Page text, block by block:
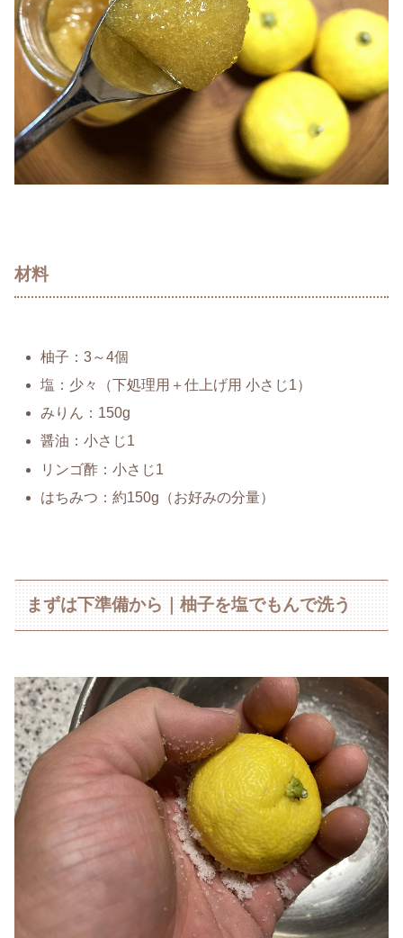
材料
柚子：3～4個
塩：少々（下処理用＋仕上げ用 小さじ1）
みりん：150g
醤油：小さじ1
リンゴ酢：小さじ1
はちみつ：約150g（お好みの分量）
まずは下準備から｜柚子を塩でもんで洗う